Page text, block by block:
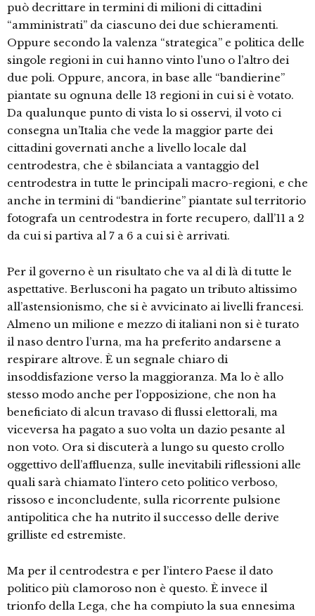
può decrittare in termini di milioni di cittadini
“amministrati” da ciascuno dei due schieramenti.
Oppure secondo la valenza “strategica” e politica delle
singole regioni in cui hanno vinto l’uno o l’altro dei
due poli. Oppure, ancora, in base alle “bandierine”
piantate su ognuna delle 13 regioni in cui si è votato.
Da qualunque punto di vista lo si osservi, il voto ci
consegna un’Italia che vede la maggior parte dei
cittadini governati anche a livello locale dal
centrodestra, che è sbilanciata a vantaggio del
centrodestra in tutte le principali macro-regioni, e che
anche in termini di “bandierine” piantate sul territorio
fotografa un centrodestra in forte recupero, dall’11 a 2
da cui si partiva al 7 a 6 a cui si è arrivati.
Per il governo è un risultato che va al di là di tutte le
aspettative. Berlusconi ha pagato un tributo altissimo
all’astensionismo, che si è avvicinato ai livelli francesi.
Almeno un milione e mezzo di italiani non si è turato
il naso dentro l’urna, ma ha preferito andarsene a
respirare altrove. È un segnale chiaro di
insoddisfazione verso la maggioranza. Ma lo è allo
stesso modo anche per l’opposizione, che non ha
beneficiato di alcun travaso di flussi elettorali, ma
viceversa ha pagato a suo volta un dazio pesante al
non voto. Ora si discuterà a lungo su questo crollo
oggettivo dell’affluenza, sulle inevitabili riflessioni alle
quali sarà chiamato l’intero ceto politico verboso,
rissoso e inconcludente, sulla ricorrente pulsione
antipolitica che ha nutrito il successo delle derive
grilliste ed estremiste.
Ma per il centrodestra e per l’intero Paese il dato
politico più clamoroso non è questo. È invece il
trionfo della Lega, che ha compiuto la sua ennesima